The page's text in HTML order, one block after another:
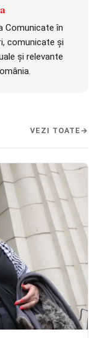
Comunicate în
comunicate și
și relevante
VEZI TOATE